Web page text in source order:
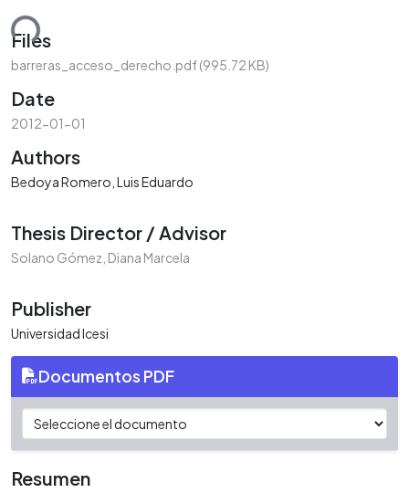
Files
barreras_acceso_derecho.pdf(995.72 KB)
Date
2012-01-01
Authors
Bedoya Romero, Luis Eduardo
Thesis Director / Advisor
Solano Gómez, Diana Marcela
Publisher
Universidad Icesi
Documentos PDF
Resumen